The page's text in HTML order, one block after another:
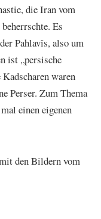
die Iran vom
Es
Pahlavîs, also um
ist „persische
waren
Perser. Zum Thema
einen eigenen
den Bildern vom